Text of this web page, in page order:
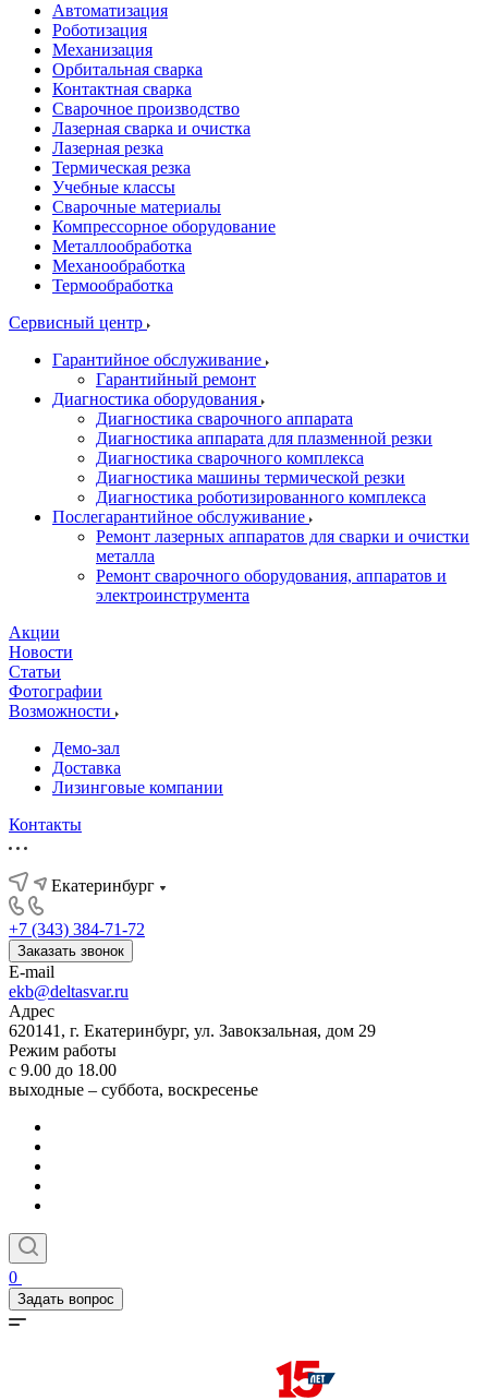
Автоматизация
Роботизация
Механизация
Орбитальная сварка
Контактная сварка
Сварочное производство
Лазерная сварка и очистка
Лазерная резка
Термическая резка
Учебные классы
Сварочные материалы
Компрессорное оборудование
Металлообработка
Механообработка
Термообработка
Сервисный центр
Гарантийное обслуживание
Гарантийный ремонт
Диагностика оборудования
Диагностика сварочного аппарата
Диагностика аппарата для плазменной резки
Диагностика сварочного комплекса
Диагностика машины термической резки
Диагностика роботизированного комплекса
Послегарантийное обслуживание
Ремонт лазерных аппаратов для сварки и очистки
металла
Ремонт сварочного оборудования, аппаратов и
электроинструмента
Акции
Новости
Статьи
Фотографии
Возможности
Демо-зал
Доставка
Лизинговые компании
Контакты
Екатеринбург
+7 (343) 384-71-72
Заказать звонок
E-mail
ekb@deltasvar.ru
Адрес
620141, г. Екатеринбург, ул. Завокзальная, дом 29
Режим работы
с 9.00 до 18.00
выходные – суббота, воскресенье
0
Задать вопрос